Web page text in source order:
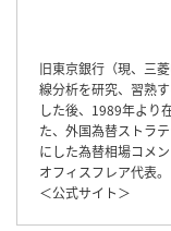
旧東京銀行（現、三
線分析を研究、習熟
した後、1989年より
た、外国為替ストラ
にした為替相場コメ
オフィスフレア代表。
＜公式サイト＞